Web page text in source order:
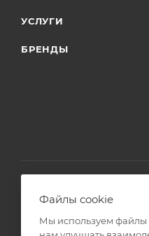
УСЛУГИ
БРЕНДЫ
2008 - 2026 © Интернет
Файлы cookie
Мы используем файлы